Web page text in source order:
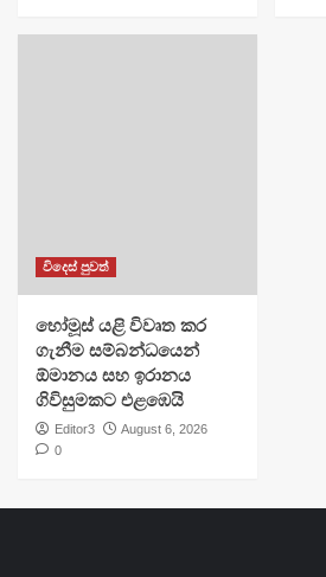
විදෙස් පුවත්
හෝමූස් යළි විවෘත කර
ගැනීම සම්බන්ධයෙන්
ඕමානය සහ ඉරානය
ගිවිසුමකට එළඹෙයි
Editor3
August 6, 2026
0